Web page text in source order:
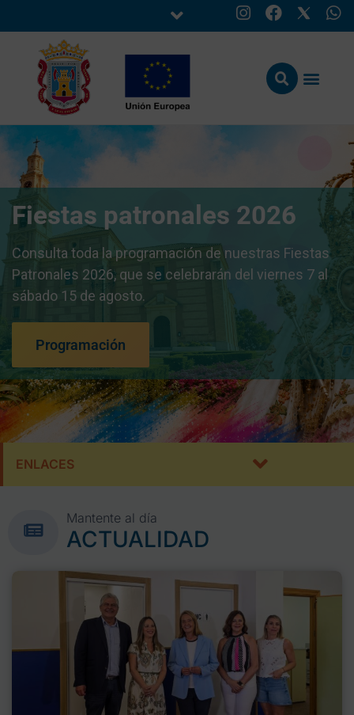
Fiestas patronales 2026
Consulta toda la programación de nuestras Fiestas
Patronales 2026, que se celebrarán del viernes 7 al
sábado 15 de agosto.
Programación
ENLACES
Mantente al día
ACTUALIDAD